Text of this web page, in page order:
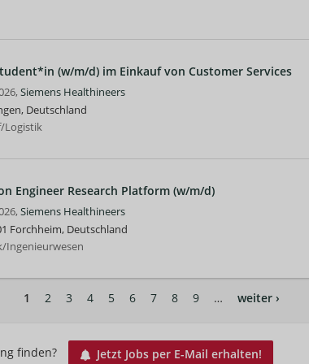
(w/m/d) im Einkauf von Customer Services
Siemens Healthineers
Deutschland
Logistik
Engineer Research Platform (w/m/d)
Siemens Healthineers
Forchheim, Deutschland
Ingenieurwesen
1 2 3 4 5 6 7 8 9 … weiter ›
finden? Jetzt Jobs per E-Mail erhalten!